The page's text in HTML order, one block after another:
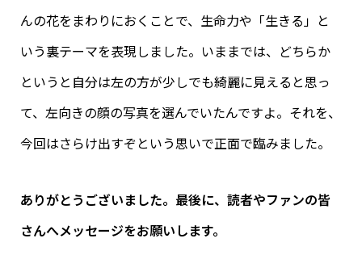
んの花をまわりにおくことで、生命力や「生きる」と
いう裏テーマを表現しました。いままでは、どちらか
というと自分は左の方が少しでも綺麗に見えると思っ
て、左向きの顔の写真を選んでいたんですよ。それを、
今回はさらけ出すぞという思いで正面で臨みました。
ありがとうございました。最後に、読者やファンの皆
さんへメッセージをお願いします。